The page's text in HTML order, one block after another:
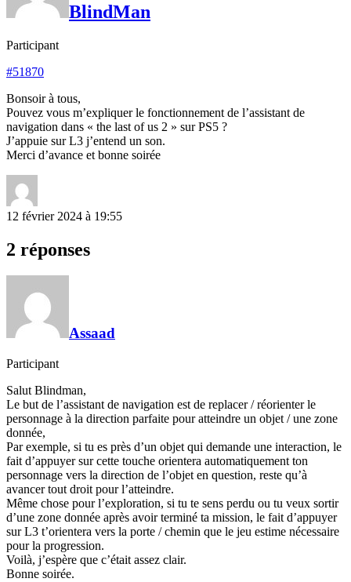
BlindMan
Participant
#51870
Bonsoir à tous,
Pouvez vous m’expliquer le fonctionnement de l’assistant de
navigation dans « the last of us 2 » sur PS5 ?
J’appuie sur L3 j’entend un son.
Merci d’avance et bonne soirée
12 février 2024 à 19:55
2 réponses
Assaad
Participant
Salut Blindman,
Le but de l’assistant de navigation est de replacer / réorienter le
personnage à la direction parfaite pour atteindre un objet / une zone
donnée,
Par exemple, si tu es près d’un objet qui demande une interaction, le
fait d’appuyer sur cette touche orientera automatiquement ton
personnage vers la direction de l’objet en question, reste qu’à
avancer tout droit pour l’atteindre.
Même chose pour l’exploration, si tu te sens perdu ou tu veux sortir
d’une zone donnée après avoir terminé ta mission, le fait d’appuyer
sur L3 t’orientera vers la porte / chemin que le jeu estime nécessaire
pour la progression.
Voilà, j’espère que c’était assez clair.
Bonne soirée.